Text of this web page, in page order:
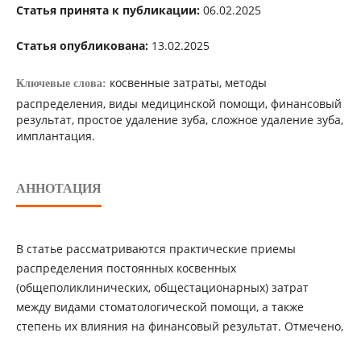
Статья принята к публикации:06.02.2025
Статья опубликована:13.02.2025
Ключевые слова: косвенные затраты, методы
распределения, виды медицинской помощи, финансовый
результат, простое удаление зуба, сложное удаление зуба,
имплантация.
АННОТАЦИЯ
В статье рассматриваются практические приемы
распределения постоянных косвенных
(общеполиклинических, общестационарных) затрат
между видами стоматологической помощи, а также
степень их влияния на финансовый результат. Отмечено,